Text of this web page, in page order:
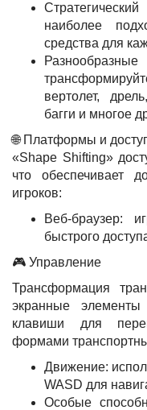
наиболее
средства для
вертолет,
багги и многое
🌐 Платформы и
«Shape Shifting»
что обеспечивает
игроков:
Веб-браузер:
быстрого
🎮 Управление
Трансформация
экранные
клавиши для
формами
Движение:
WASD для
Особые